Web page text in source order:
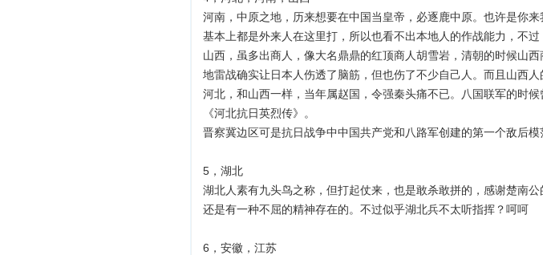
河南，中原之地，历来想要在中国当皇帝，必逐鹿中原。也许是你
基本上都是外来人在这里打，所以也看不出本地人的作战能力，不过
山西，虽多出商人，像大名鼎鼎的红顶商人胡雪岩，清朝的时候山
地雷战确实让日本人伤透了脑筋，但也伤了不少自己人。而且山西
河北，和山西一样，当年属赵国，令强秦头痛不已。八国联军的时
《河北抗日英烈传》。
晋察冀边区可是抗日战争中中国共产党和八路军创建的第一个敌后模
5，湖北
湖北人素有九头鸟之称，但打起仗来，也是敢杀敢拼的，感谢楚南
还是有一种不屈的精神存在的。不过似乎湖北兵不太听指挥？呵呵
6，安徽，江苏